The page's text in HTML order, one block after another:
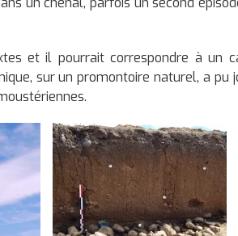
et il pourrait correspondre à un
sur un promontoire naturel, a pu